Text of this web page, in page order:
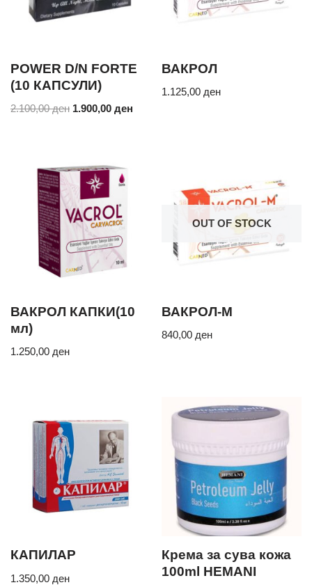
POWER D/N FORTE
(10 КАПСУЛИ)
2.100,00ден 1.900,00 ден
ВАКРОЛ
1.125,00 ден
ВАКРОЛ КАПКИ(10
мл)
1.250,00 ден
OUT OF STOCK
ВАКРОЛ-М
840,00ден
КАПИЛАР
1.350,00 ден
Крема за сува кожа
100ml HEMANI